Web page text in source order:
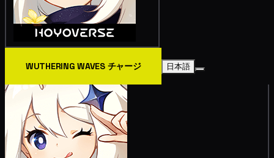
WUTHERING WAVES チャージ 日本語